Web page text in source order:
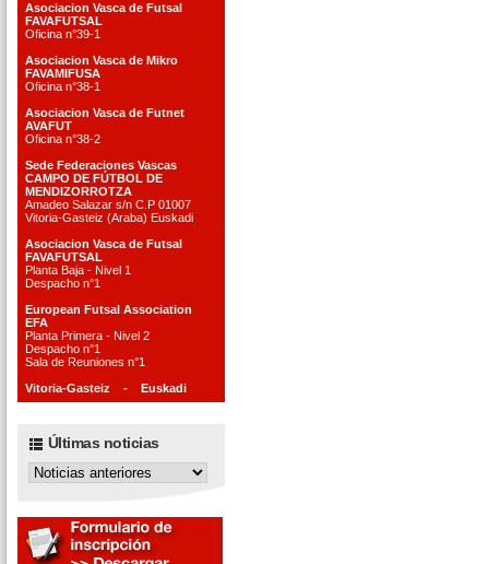
Asociacion Vasca de Futsal
FAVAFUTSAL
Oficina n°39-1
Asociacion Vasca de Mikro
FAVAMIFUSA
Oficina n°38-1
Asociacion Vasca de Futnet
AVAFUT
Oficina n°38-2
Sede Federaciones Vascas
CAMPO DE FÚTBOL DE
MENDIZORROTZA
Amadeo Salazar s/n C.P 01007
Vitoria-Gasteiz (Araba) Euskadi
Asociacion Vasca de Futsal
FAVAFUTSAL
Planta Baja - Nivel 1
Despacho n°1
European Futsal Association
EFA
Planta Primera - Nivel 2
Despacho n°1
Sala de Reuniones n°1
Vitoria-Gasteiz - Euskadi
Últimas noticias